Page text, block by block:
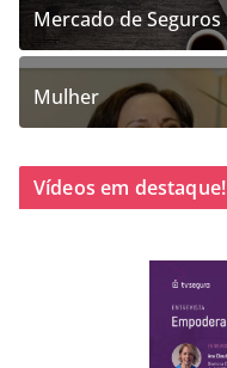
Mercado de Seguros
Mulher
Vídeos em destaque!